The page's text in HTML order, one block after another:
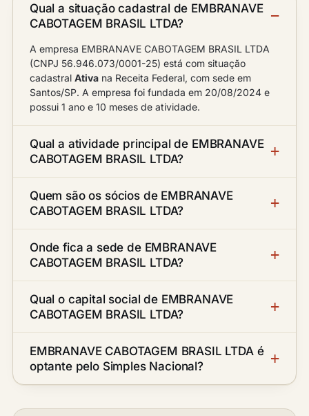
Qual a situação cadastral de EMBRANAVE
CABOTAGEM BRASIL LTDA?
A empresa EMBRANAVE CABOTAGEM BRASIL LTDA
(CNPJ 56.946.073/0001-25) está com situação
cadastral Ativa na Receita Federal, com sede em
Santos/SP. A empresa foi fundada em 20/08/2024 e
possui 1 ano e 10 meses de atividade.
Qual a atividade principal de EMBRANAVE
CABOTAGEM BRASIL LTDA?
Quem são os sócios de EMBRANAVE
CABOTAGEM BRASIL LTDA?
Onde fica a sede de EMBRANAVE
CABOTAGEM BRASIL LTDA?
Qual o capital social de EMBRANAVE
CABOTAGEM BRASIL LTDA?
EMBRANAVE CABOTAGEM BRASIL LTDA é
optante pelo Simples Nacional?